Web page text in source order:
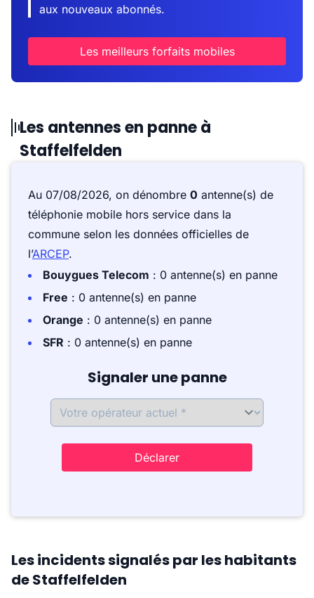
aux nouveaux abonnés.
Les meilleurs forfaits mobiles
Les antennes en panne à
Staffelfelden
Au 07/08/2026, on dénombre 0 antenne(s) de
téléphonie mobile hors service dans la
commune selon les données officielles de
l’ARCEP.
Bouygues Telecom : 0 antenne(s) en panne
Free : 0 antenne(s) en panne
Orange : 0 antenne(s) en panne
SFR : 0 antenne(s) en panne
Signaler une panne
Déclarer
Les incidents signalés par les habitants
de Staffelfelden